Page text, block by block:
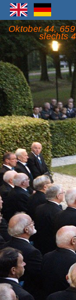
Oktober 44,
slechts